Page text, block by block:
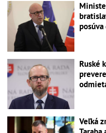
Ruské
Veľká